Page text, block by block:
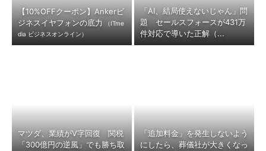
【10%OFFクーポン】Ankerビ
ジネスイヤフォンの底力
（ITme
dia ビジネスオンライン）
「AI、結局使えないじゃん」問
題 セールスフォースが431万
件対応で導いた正解（...
マツダ、業績がV字回復 関税
「300億円の逆風」でも勝ち取
「追加料金」を発生しないよう
にしたら、葬儀社が大きくなっ